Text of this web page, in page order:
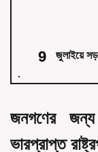
জুলাইয়ে
জনগণের জন্য
ভারপ্রাপ্ত